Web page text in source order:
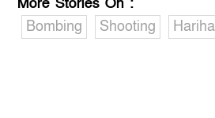
Bombing
Shooting